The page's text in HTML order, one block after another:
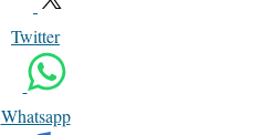
Twitter
Whatsapp